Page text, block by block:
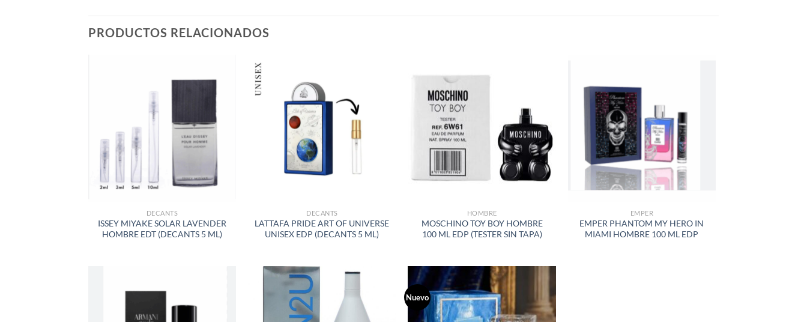
PRODUCTOS RELACIONADOS
DESEOS
DECANTS
ISSEY MIYAKE SOLAR LAVENDER
HOMBRE EDT (DECANTS 5 ML)
LISTA
DE
DESEOS
DECANTS
LATTAFA PRIDE ART OF UNIVERSE
UNISEX EDP (DECANTS 5 ML)
LISTA
DE
DESEOS
HOMBRE
MOSCHINO TOY BOY HOMBRE
100 ML EDP (TESTER SIN TAPA)
DESEOS
EMPER
EMPER PHANTOM MY HERO IN
MIAMI HOMBRE 100 ML EDP
AÑADIR
A LA
Nuevo
AÑADIR
A LA